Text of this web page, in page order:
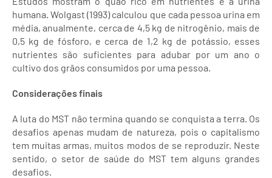
humana. Wolgast (1993) calculou que cada pessoa urina em
média, anualmente, cerca de 4,5 kg de nitrogênio, mais de
0,5 kg de fósforo, e cerca de 1,2 kg de potássio, esses
nutrientes são suficientes para adubar por um ano o
cultivo dos grãos consumidos por uma pessoa.
Considerações finais
A luta do MST não termina quando se conquista a terra. Os
desafios apenas mudam de natureza, pois o capitalismo
tem muitas armas, muitos modos de se reproduzir. Neste
sentido, o setor de saúde do MST tem alguns grandes
desafios.